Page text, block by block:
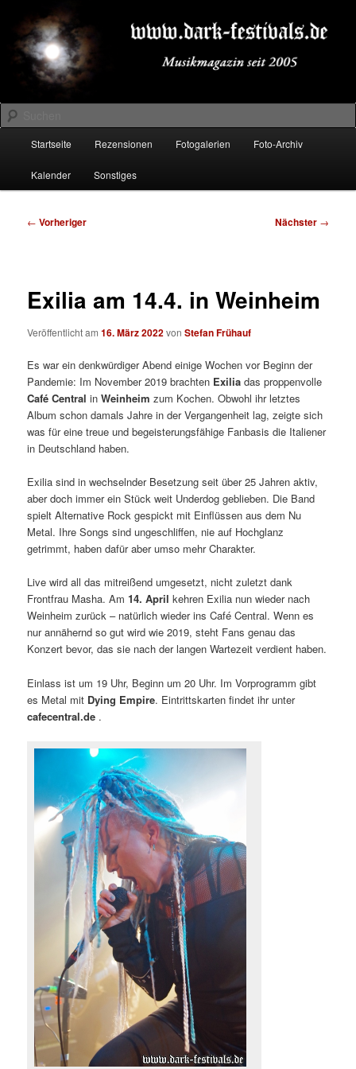
primären
Inhalt
springenDARK-FESTIVALS.DE
Suchen
Startseite Rezensionen Fotogalerien Foto-Archiv
Kalender Sonstiges
Beitragsnavigation
← Vorheriger Nächster →
Exilia am 14.4. in Weinheim
Veröffentlicht am16. März 2022vonStefan Frühauf
Es war ein denkwürdiger Abend einige Wochen vor Beginn der
Pandemie: Im November 2019 brachten Exilia das proppenvolle
Café Central inWeinheim zum Kochen. Obwohl ihr letztes
Album schon damals Jahre in der Vergangenheit lag, zeigte sich
was für eine treue und begeisterungsfähige Fanbasis die Italiener
in Deutschland haben.
Exilia sind in wechselnder Besetzung seit über 25 Jahren aktiv,
aber doch immer ein Stück weit Underdog geblieben. Die Band
spielt Alternative Rock gespickt mit Einflüssen aus dem Nu
Metal. Ihre Songs sind ungeschliffen, nie auf Hochglanz
getrimmt, haben dafür aber umso mehr Charakter.
Live wird all das mitreißend umgesetzt, nicht zuletzt dank
Frontfrau Masha. Am14. April kehren Exilia nun wieder nach
Weinheim zurück – natürlich wieder ins Café Central. Wenn es
nur annähernd so gut wird wie 2019, steht Fans genau das
Konzert bevor, das sie nach der langen Wartezeit verdient haben.
Einlass ist um 19 Uhr, Beginn um 20 Uhr. Im Vorprogramm gibt
es Metal mit Dying Empire. Eintrittskarten findet ihr unter
cafecentral.de .